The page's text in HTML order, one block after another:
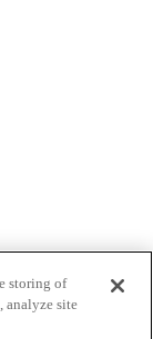
storing of
analyze site